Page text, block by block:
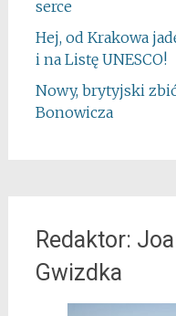
serce
Hej, od Krakowa
i na Listę UNESCO!
Nowy, brytyjski
Bonowicza
Redaktor:
Gwizdka